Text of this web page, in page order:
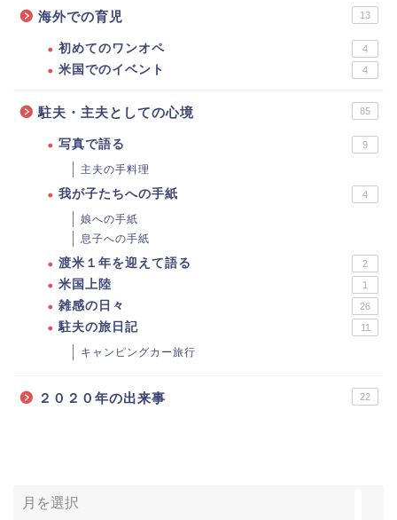
海外での育児 13
初めてのワンオペ 4
米国でのイベント 4
駐夫・主夫としての心境 85
写真で語る 9
主夫の手料理
我が子たちへの手紙 4
娘への手紙
息子への手紙
渡米１年を迎えて語る 2
米国上陸 1
雑感の日々 26
駐夫の旅日記 11
キャンピングカー旅行
２０２０年の出来事 22
ホーム